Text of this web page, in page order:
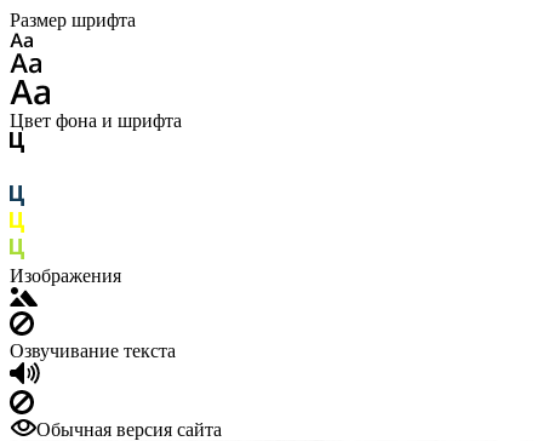
Размер шрифта
Цвет фона и шрифта
Изображения
Озвучивание текста
Обычная версия сайта